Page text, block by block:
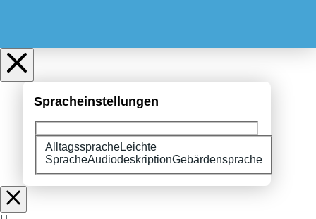
Spracheinstellungen
Bitte wählen Sie Ihre Spracheinstellungen:
AlltagsspracheLeichte
SpracheAudiodeskriptionGebärdensprache